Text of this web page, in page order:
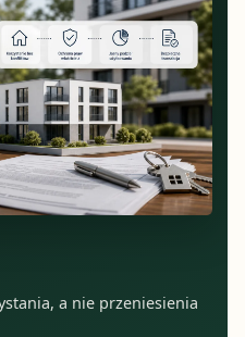
a nie przeniesienia